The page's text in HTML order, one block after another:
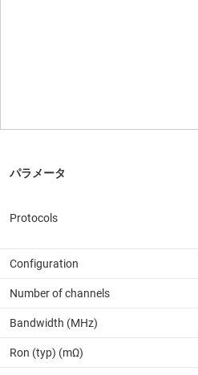
Protocols
Configuration
Number of channels
Bandwidth (MHz)
Ron (typ) (mΩ)